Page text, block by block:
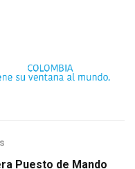
Puesto de Mando